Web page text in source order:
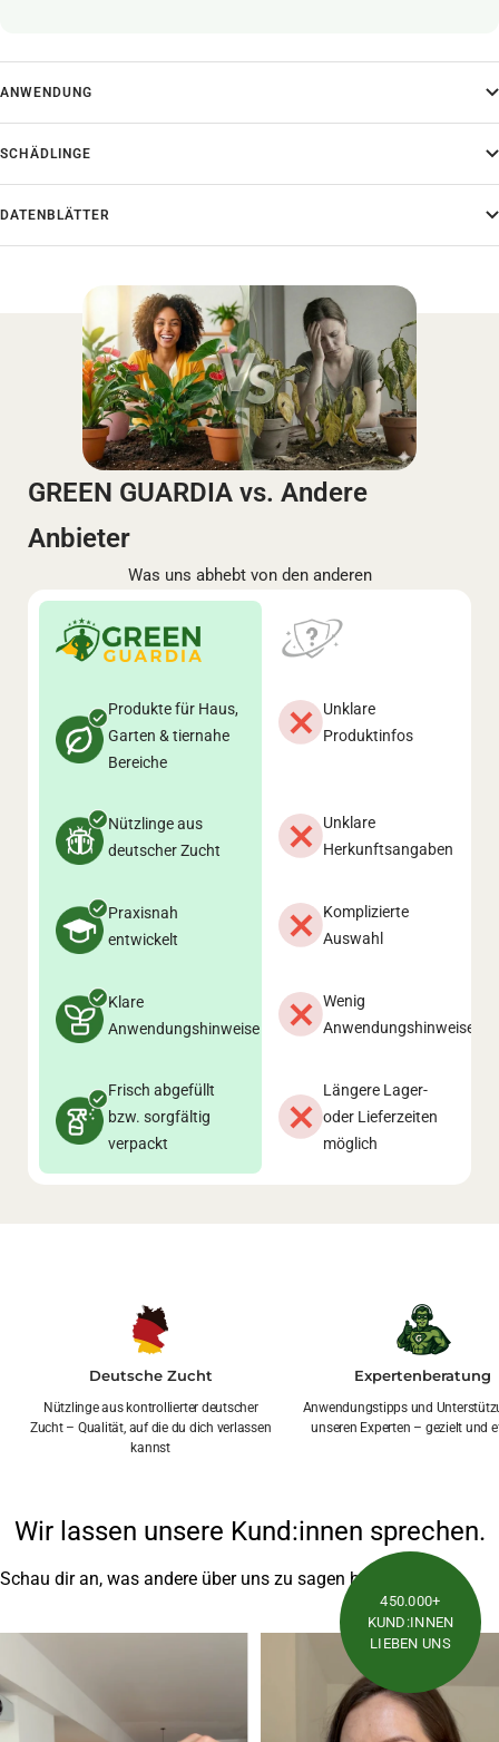
ANWENDUNG
SCHÄDLINGE
DATENBLÄTTER
GREEN GUARDIA vs. Andere
Anbieter
Was uns abhebt von den anderen
Produkte für Haus,
Garten & tiernahe
Bereiche
Unklare
Produktinfos
Nützlinge aus
deutscher Zucht
Unklare
Herkunftsangaben
Praxisnah
entwickelt
Komplizierte
Auswahl
Klare
Anwendungshinweise
Wenig
Anwendungshinweise
Frisch abgefüllt
bzw. sorgfältig
verpackt
Längere Lager-
oder Lieferzeiten
möglich
Deutsche Zucht
Nützlinge aus kontrollierter deutscher
Zucht – Qualität, auf die du dich verlassen
kannst
Expertenberatung
Anwendungstipps und
unseren Experten – gezielt und
Wir lassen unsere Kund:innen sprechen.
Schau dir an, was andere über uns zu sagen haben.
450.000+
KUND:INNEN
LIEBEN UNS